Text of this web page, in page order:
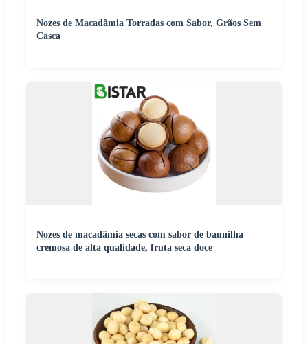
Nozes de Macadâmia Torradas com Sabor, Grãos Sem
Casca
Nozes de macadâmia secas com sabor de baunilha
cremosa de alta qualidade, fruta seca doce